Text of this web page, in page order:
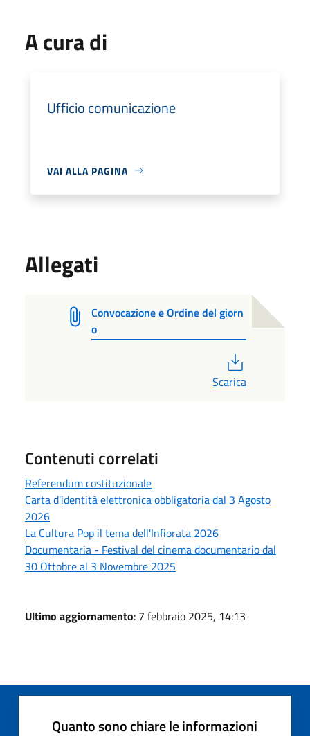
A cura di
Ufficio comunicazione
VAI ALLA PAGINA
Allegati
Convocazione e Ordine del giorn
o
Scarica
Contenuti correlati
Referendum costituzionale
Carta d'identità elettronica obbligatoria dal 3 Agosto
2026
La Cultura Pop il tema dell'Infiorata 2026
Documentaria - Festival del cinema documentario dal
30 Ottobre al 3 Novembre 2025
Ultimo aggiornamento: 7 febbraio 2025, 14:13
Quanto sono chiare le informazioni